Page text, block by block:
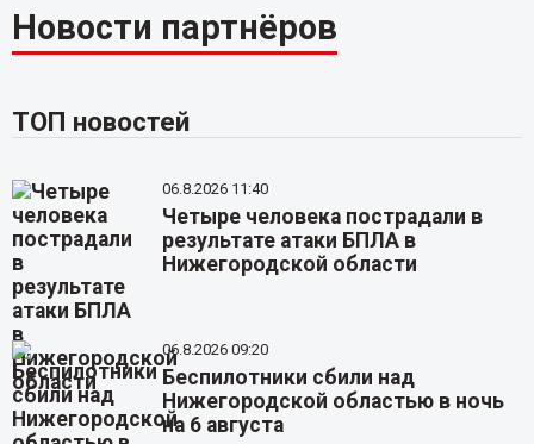
Новости партнёров
ТОП новостей
06.8.2026 11:40
Четыре человека пострадали в
результате атаки БПЛА в
Нижегородской области
06.8.2026 09:20
Беспилотники сбили над
Нижегородской областью в ночь
на 6 августа